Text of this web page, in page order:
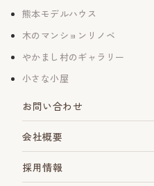
熊本モデルハウス
木のマンションリノベ
やかまし村のギャラリー
小さな小屋
お問い合わせ
会社概要
採用情報